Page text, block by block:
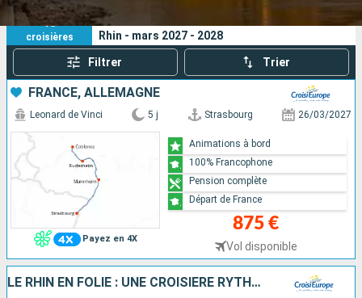
Ports
Rechercher
48
croisières
Vos critères de recherche :
Rhin - mars 2027 - 2028
Filtrer Trier
FRANCE, ALLEMAGNE
Payez en 4X
Leonard de Vinci 5 j Strasbourg 26/03/2027
875 €
Vol disponible
Animations à bord
100% Francophone
Pension complète
Départ de France
LE RHIN EN FOLIE : UNE CROISIÈRE RYTHMÉE : LÉGENDE, SAVEURS ET BONNE HUMEUR